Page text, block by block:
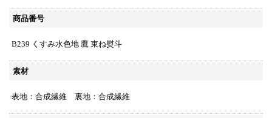
商品番号
B239 くすみ水色地 鷹 束ね熨斗
素材
表地：合成繊維 裏地：合成繊維